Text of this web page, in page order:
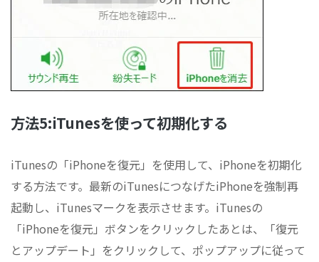
方法5:iTunesを使って初期化する
iTunesの「iPhoneを復元」を使用して、iPhoneを初期化
する方法です。最新のiTunesにつなげたiPhoneを強制再
起動し、iTunesマークを表示させます。iTunesの
「iPhoneを復元」ボタンをクリックしたあとは、「復元
とアップデート」をクリックして、ポップアップに従って